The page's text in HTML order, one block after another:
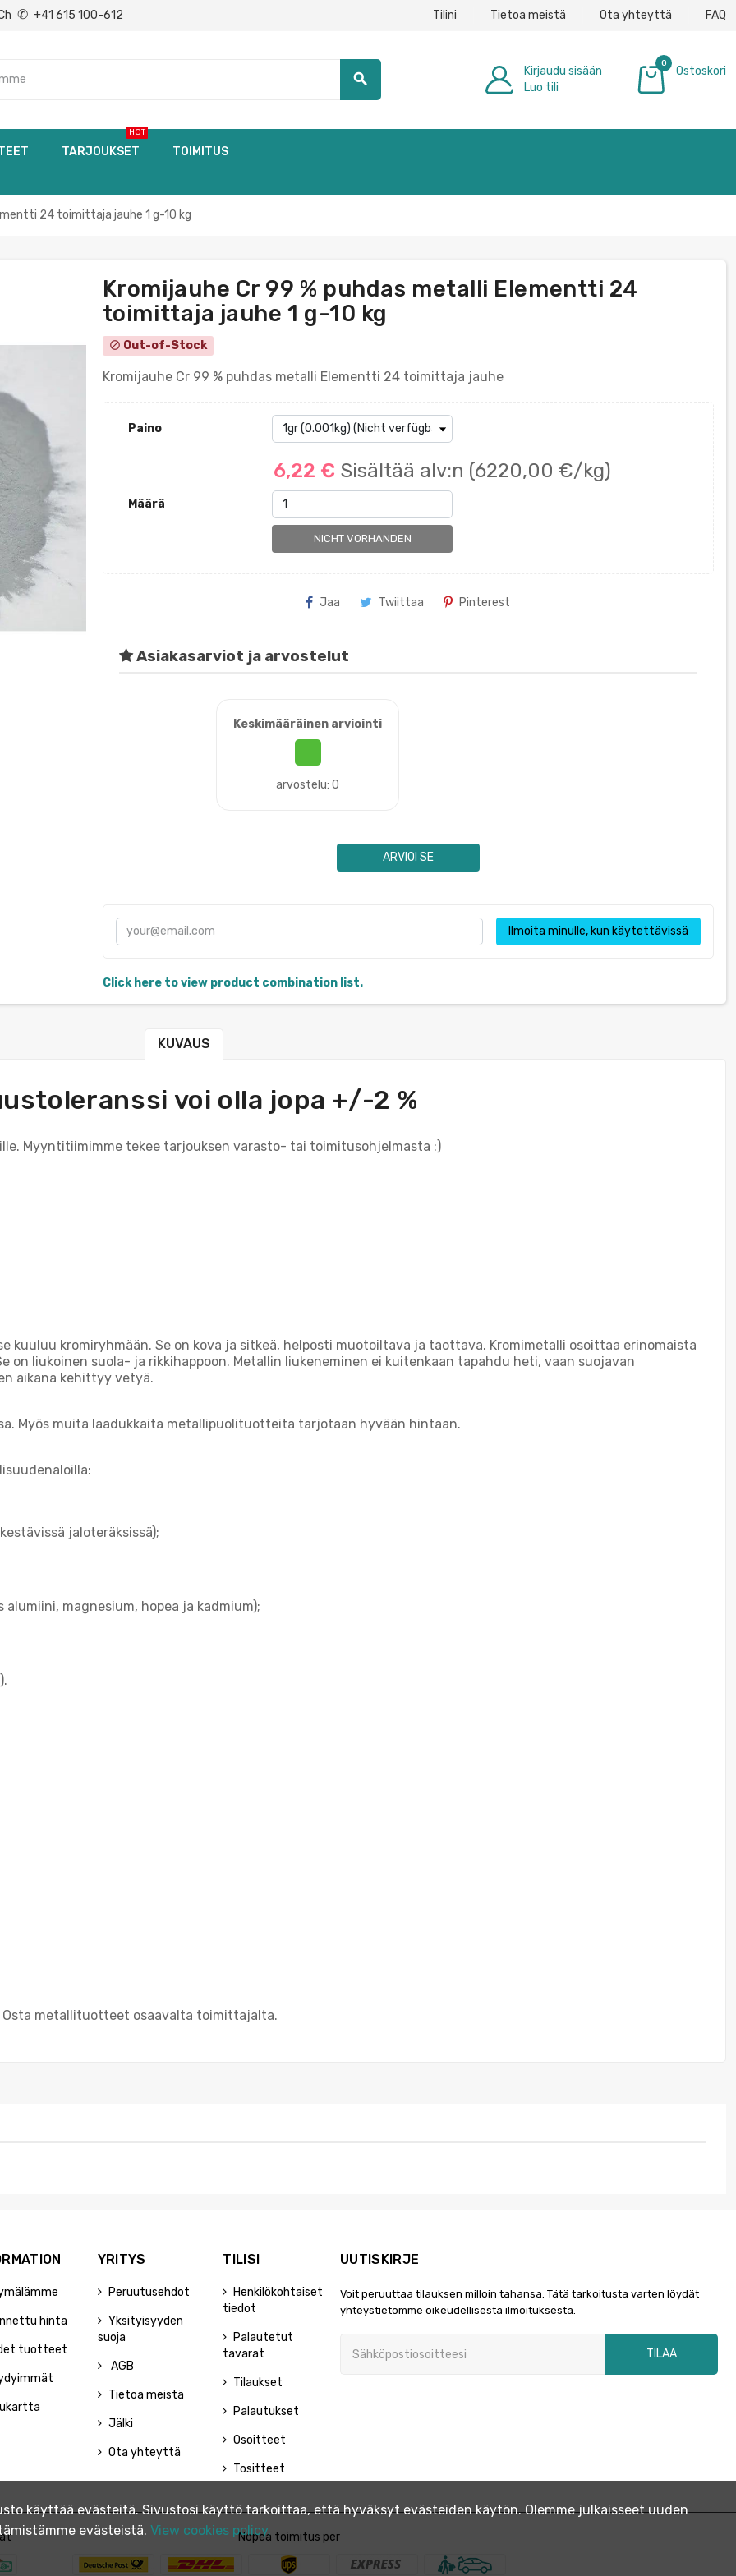
✆ +41 615 100-612 Tilini Tietoa meistä Ota yhteyttä FAQ
search
Kirjaudu sisään
Luo tili
0
Ostoskori
TARJOUKSET
HOT
TOIMITUS
24 toimittaja jauhe 1 g-10 kg
Kromijauhe Cr 99 % puhdas metalli Elementti 24
toimittaja jauhe 1 g-10 kg
block Out-of-Stock
Kromijauhe Cr 99 % puhdas metalli Elementti 24 toimittaja jauhe
Paino
6,22 € Sisältää alv:n (6220,00 €/kg)
Määrä
NICHT VORHANDEN
Jaa Twiittaa Pinterest
Asiakasarviot ja arvostelut
Keskimääräinen arviointi
arvostelu: 0
ARVIOI SE
Ilmoita minulle, kun käytettävissä
Click here to view product combination list.
KUVAUS
voi olla jopa +/-2 %
Myyntitiimimme tekee tarjouksen varasto- tai toimitusohjelmasta :)
kuuluu kromiryhmään. Se on kova ja sitkeä, helposti muotoiltava ja taottava. Kromimetalli osoittaa erinomaista
liukoinen suola- ja rikkihappoon. Metallin liukeneminen ei kuitenkaan tapahdu heti, vaan suojavan
aikana kehittyy vetyä.
Myös muita laadukkaita metallipuolituotteita tarjotaan hyvään hintaan.
jaloteräksissä);
magnesium, hopea ja kadmium);
metallituotteet osaavalta toimittajalta.
hinta
tuotteet
YRITYS
Peruutusehdot
Yksityisyyden
suoja
AGB
Tietoa meistä
Jälki
Ota yhteyttä
TILISI
Henkilökohtaiset
tiedot
Palautetut
tavarat
Tilaukset
Palautukset
Osoitteet
Tositteet
UUTISKIRJE
Voit peruuttaa tilauksen milloin tahansa. Tätä tarkoitusta varten löydät
yhteystietomme oikeudellisesta ilmoituksesta.
TILAA
Nopea toimitus per
käyttää evästeitä. Sivustosi käyttö tarkoittaa, että hyväksyt evästeiden käytön. Olemme julkaisseet uuden
evästeistä. View cookies policy.